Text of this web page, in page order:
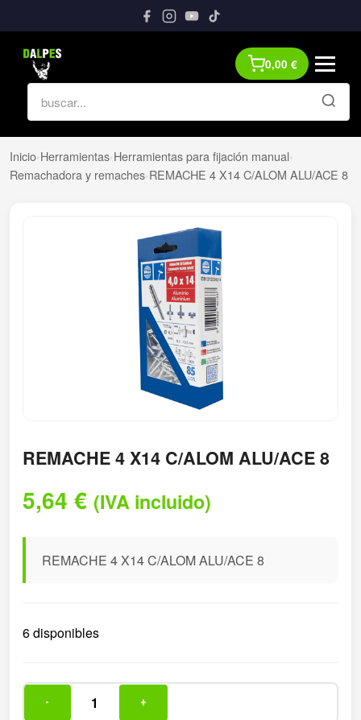
0,00 €
Inicio›Herramientas›Herramientas para fijación manual›
Remachadora y remaches›REMACHE 4 X14 C/ALOM ALU/ACE 8
REMACHE 4 X14 C/ALOM ALU/ACE 8
5,64 € (IVA incluido)
REMACHE 4 X14 C/ALOM ALU/ACE 8
6 disponibles
- +